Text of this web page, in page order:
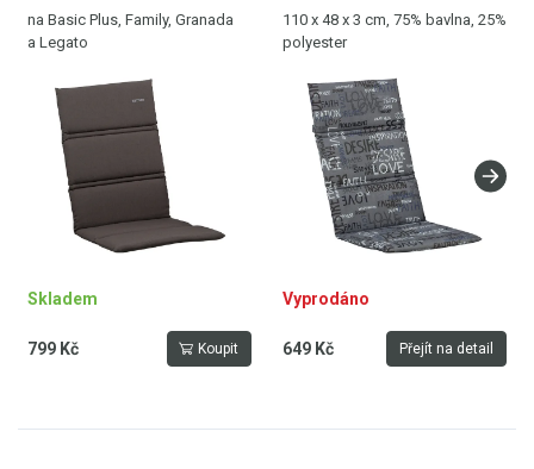
na Basic Plus, Family, Granada
a Legato
Skladem
799 Kč Koupit
110 x 48 x 3 cm, 75% bavlna, 25%
polyester
Vyprodáno
649 Kč Přejít na detail